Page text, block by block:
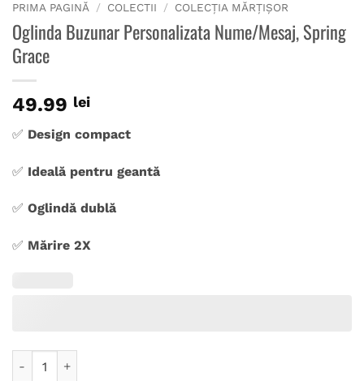
PRIMA PAGINĂ / COLECTII / COLECȚIA MĂRȚIȘOR
Oglinda Buzunar Personalizata Nume/Mesaj, Spring
Grace
49.99 lei
✅ Design compact
✅ Ideală pentru geantă
✅ Oglindă dublă
✅ Mărire 2X